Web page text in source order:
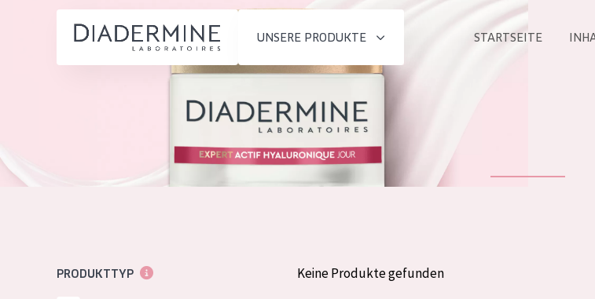
UNSERE PRODUKTE
Feuchtigkeit und
PRODUKTTYP
Tagescreme
Lift+
STARTSEITE
KontaktPRODUKTTYP Keine Produkte gefunden